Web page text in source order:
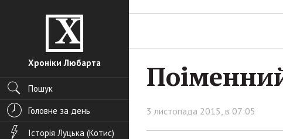
Хроніки Любарта
Пошук
Головне за день
Історія Луцька (Котис)
3 листопада 2015, в 07:05